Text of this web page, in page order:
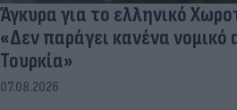
Άγκυρα για το ελληνικό
«Δεν παράγει κανένα
Τουρκία»
07.08.2026